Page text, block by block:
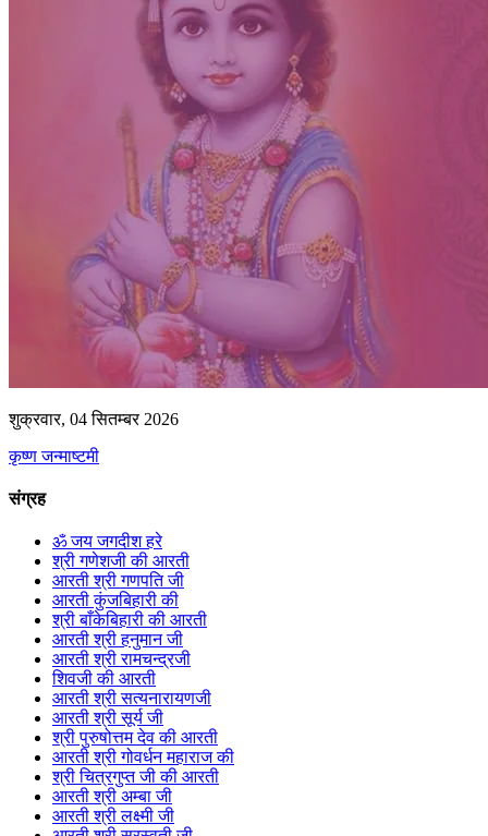
शुक्रवार, 04 सितम्बर 2026
कृष्ण जन्माष्टमी
संग्रह
ॐ जय जगदीश हरे
श्री गणेशजी की आरती
आरती श्री गणपति जी
आरती कुंजबिहारी की
श्री बाँकेबिहारी की आरती
आरती श्री हनुमान जी
आरती श्री रामचन्द्रजी
शिवजी की आरती
आरती श्री सत्यनारायणजी
आरती श्री सूर्य जी
श्री पुरुषोत्तम देव की आरती
आरती श्री गोवर्धन महाराज की
श्री चित्रगुप्त जी की आरती
आरती श्री अम्बा जी
आरती श्री लक्ष्मी जी